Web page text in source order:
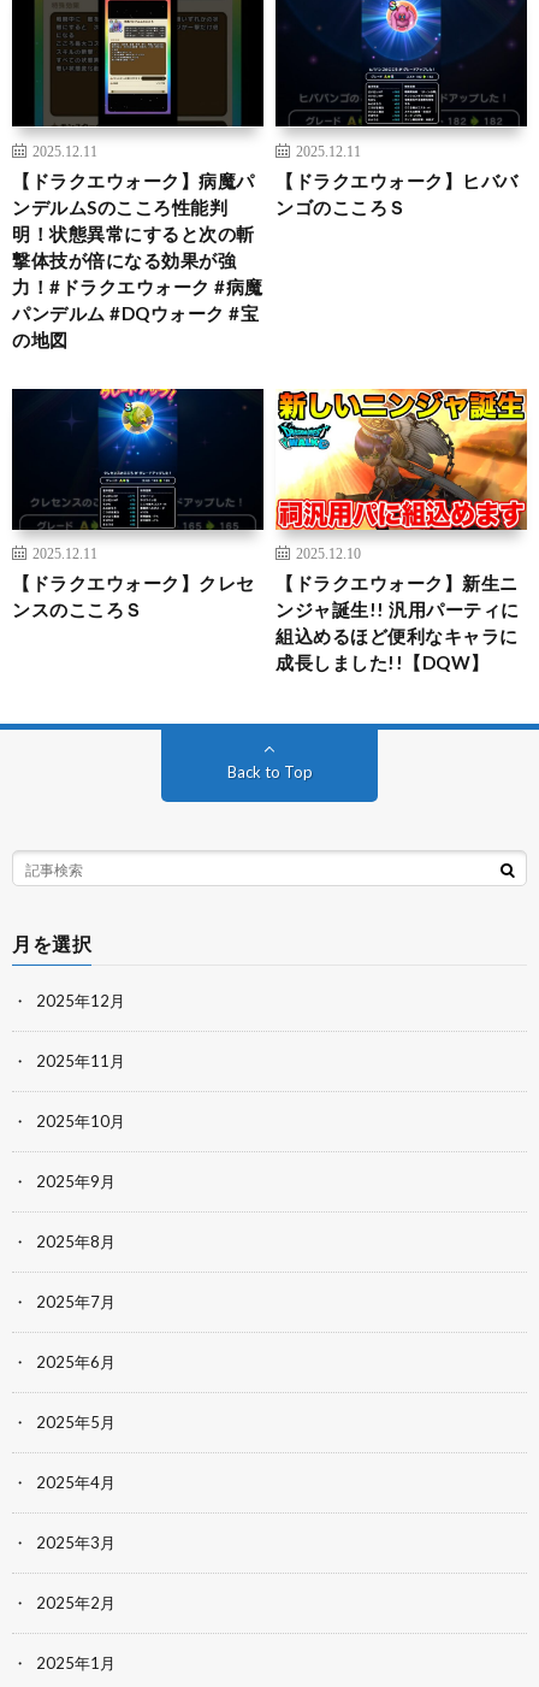
2025.12.11
【ドラクエウォーク】病魔パ
ンデルムSのこころ性能判
明！状態異常にすると次の斬
撃体技が倍になる効果が強
力！#ドラクエウォーク #病魔
パンデルム #DQウォーク #宝
の地図
2025.12.11
【ドラクエウォーク】ヒババ
ンゴのこころＳ
2025.12.11
【ドラクエウォーク】クレセ
ンスのこころＳ
2025.12.10
【ドラクエウォーク】新生ニ
ンジャ誕生!! 汎用パーティに
組込めるほど便利なキャラに
成長しました!!【DQW】
Back to Top
月を選択
2025年12月
2025年11月
2025年10月
2025年9月
2025年8月
2025年7月
2025年6月
2025年5月
2025年4月
2025年3月
2025年2月
2025年1月